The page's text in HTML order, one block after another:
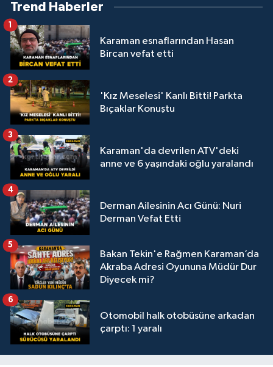
Trend Haberler
Karaman esnaflarından Hasan
Bircan vefat etti
1
'Kız Meselesi' Kanlı Bitti! Parkta
Bıçaklar Konuştu
2
Karaman'da devrilen ATV'deki
anne ve 6 yaşındaki oğlu yaralandı
3
Derman Ailesinin Acı Günü: Nuri
Derman Vefat Etti
4
Bakan Tekin'e Rağmen Karaman’da
Akraba Adresi Oyununa Müdür Dur
Diyecek mi?
5
Otomobil halk otobüsüne arkadan
çarptı: 1 yaralı
6